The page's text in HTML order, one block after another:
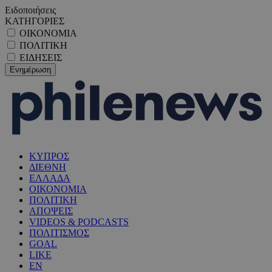
Ειδοποιήσεις
ΚΑΤΗΓΟΡΙΕΣ
ΟΙΚΟΝΟΜΙΑ
ΠΟΛΙΤΙΚΗ
ΕΙΔΗΣΕΙΣ
ΚΥΠΡΟΣ
ΔΙΕΘΝΗ
ΕΛΛΑΔΑ
ΟΙΚΟΝΟΜΙΑ
ΠΟΛΙΤΙΚΗ
ΑΠΟΨΕΙΣ
VIDEOS & PODCASTS
ΠΟΛΙΤΙΣΜΟΣ
GOAL
LIKE
EN